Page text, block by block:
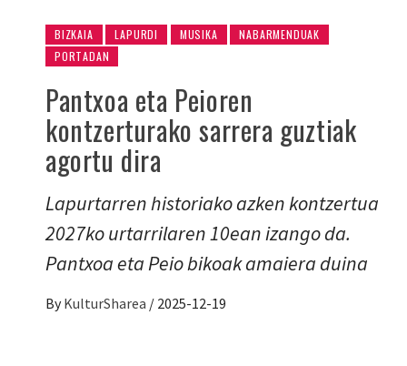
BIZKAIA LAPURDI MUSIKA
NABARMENDUAK
PORTADAN
Pantxoa eta Peioren
kontzerturako sarrera guztiak
agortu dira
Lapurtarren historiako azken kontzertua
2027ko urtarrilaren 10ean izango da.
Pantxoa eta Peio bikoak amaiera duina
By KulturSharea / 2025-12-19